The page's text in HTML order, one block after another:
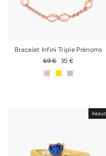
Bracelet Infini Triple Prénoms
Prix
régulier
69 €
Prix
réduit
35 €
Réduit